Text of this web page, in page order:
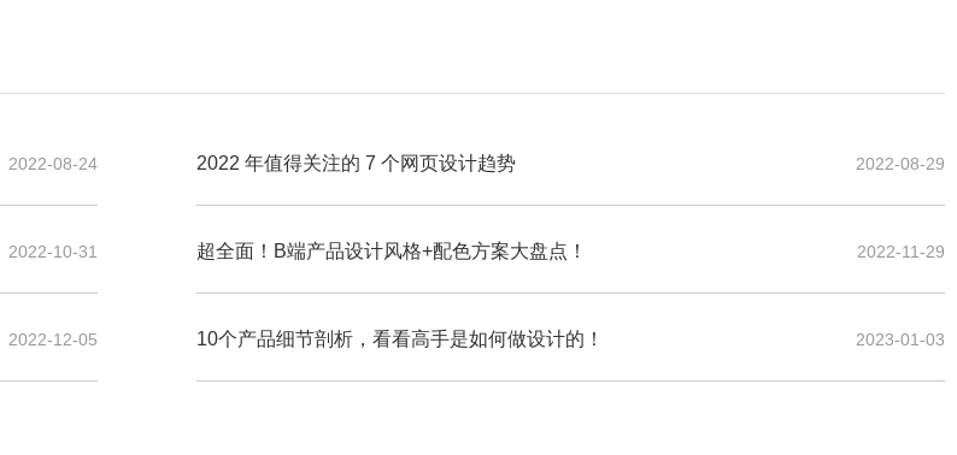
2022-08-24 2022-08-29
2022 年值得关注的 7 个网页设计趋势
2022-10-31 2022-11-29
超全面！B端产品设计风格+配色方案大盘点！
2022-12-05 2023-01-03
10个产品细节剖析，看看高手是如何做设计的！